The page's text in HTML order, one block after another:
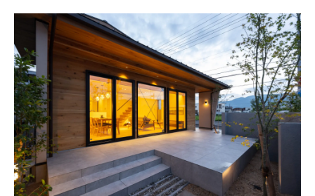
SAWAMURAリフォーム
SAWAMURA不動産